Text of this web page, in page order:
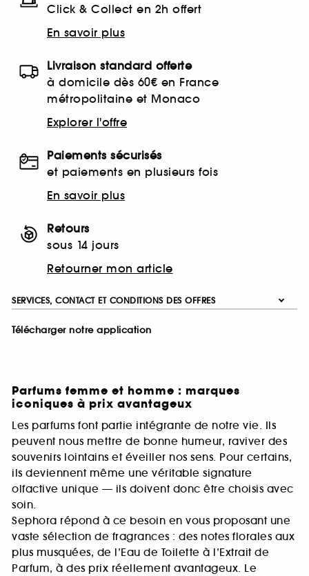
Click & Collect en 2h offert
En savoir plus
Livraison standard offerte
à domicile dès 60€ en France
métropolitaine et Monaco
Explorer l'offre
Paiements sécurisés
et paiements en plusieurs fois
En savoir plus
Retours
sous 14 jours
Retourner mon article
SERVICES, CONTACT ET CONDITIONS DES OFFRES
Télécharger notre application
Parfums femme et homme : marques
iconiques à prix avantageux
Les parfums font partie intégrante de notre vie. Ils
peuvent nous mettre de bonne humeur, raviver des
souvenirs lointains et éveiller nos sens. Pour certains,
ils deviennent même une véritable signature
olfactive unique — ils doivent donc être choisis avec
soin.
Sephora répond à ce besoin en vous proposant une
vaste sélection de fragrances : des notes florales aux
plus musquées, de l’Eau de Toilette à l’Extrait de
Parfum, à des prix réellement avantageux. Le